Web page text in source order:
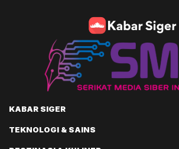
KABAR SIGER
TEKNOLOGI & SAINS